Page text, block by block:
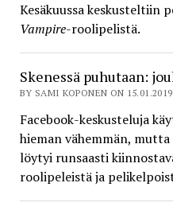
Kesäkuussa keskusteltiin
Vampire-roolipelistä.
Skenessä puhutaan:
BY SAMI KOPONEN ON 15.01.2019
Facebook-keskusteluja
hieman vähemmän,
löytyi runsaasti
roolipeleistä ja